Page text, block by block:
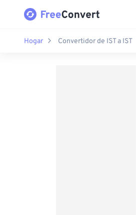
Hogar Convertidor de IST a IST